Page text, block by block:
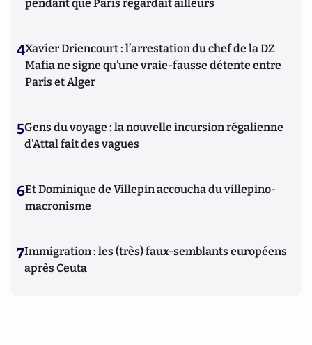
pendant que Paris regardait ailleurs
4Xavier Driencourt : l’arrestation du chef de la DZ
Mafia ne signe qu’une vraie-fausse détente entre
Paris et Alger
5Gens du voyage : la nouvelle incursion régalienne
d'Attal fait des vagues
6Et Dominique de Villepin accoucha du villepino-
macronisme
7Immigration : les (très) faux-semblants européens
après Ceuta